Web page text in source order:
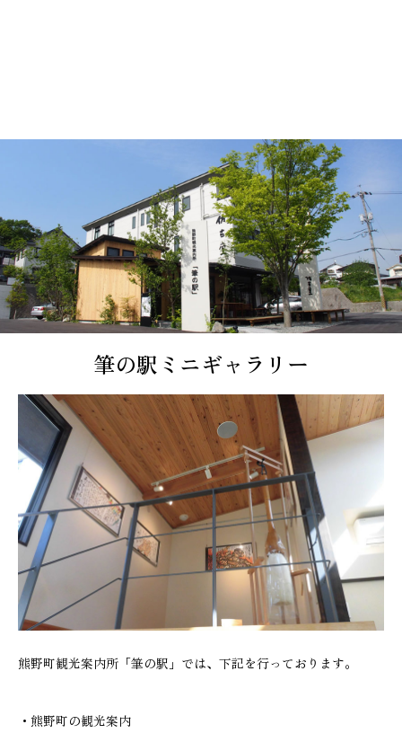
筆の駅ミニギャラリー
熊野町観光案内所「筆の駅」では、下記を行っております。
・熊野町の観光案内